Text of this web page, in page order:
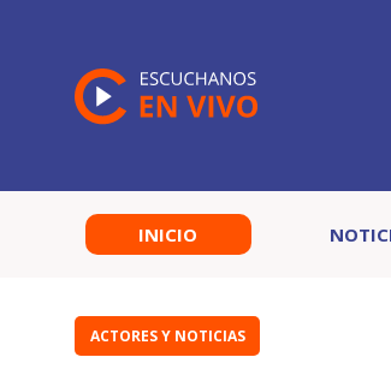
INICIO
ACTORES Y NOTICIAS